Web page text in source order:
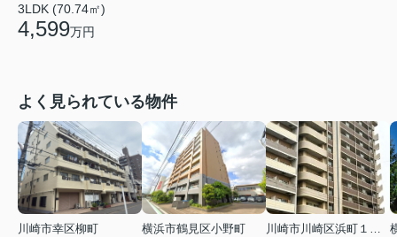
3LDK (70.74㎡)
4,599万円
よく見られている物件
川崎市幸区柳町
横浜市鶴見区小野町